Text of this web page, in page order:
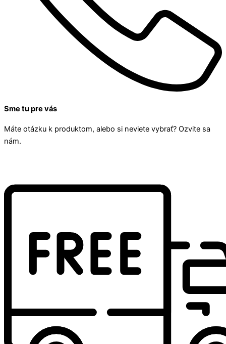
Sme tu pre vás
Máte otázku k produktom, alebo si neviete vybrať? Ozvite sa
nám.